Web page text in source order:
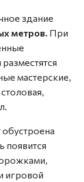
здание
метров. При
мастерские,
появится
игровой